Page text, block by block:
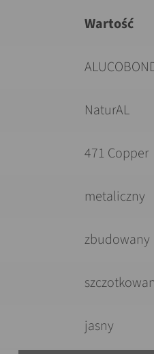
Wartość
NaturAL
471 Copper
metaliczny
zbudowany
jasny